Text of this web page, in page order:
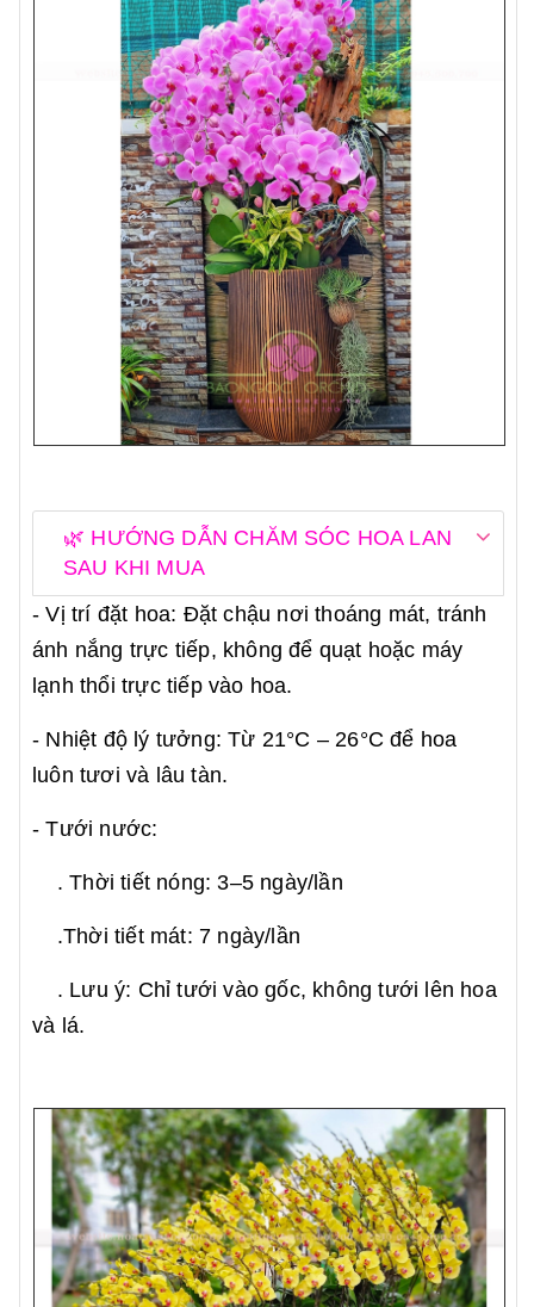
🌿 HƯỚNG DẪN CHĂM SÓC HOA LAN
SAU KHI MUA
- Vị trí đặt hoa: Đặt chậu nơi thoáng mát, tránh
ánh nắng trực tiếp, không để quạt hoặc máy
lạnh thổi trực tiếp vào hoa.
- Nhiệt độ lý tưởng: Từ 21°C – 26°C để hoa
luôn tươi và lâu tàn.
- Tưới nước:
. Thời tiết nóng: 3–5 ngày/lần
.Thời tiết mát: 7 ngày/lần
. Lưu ý: Chỉ tưới vào gốc, không tưới lên hoa
và lá.